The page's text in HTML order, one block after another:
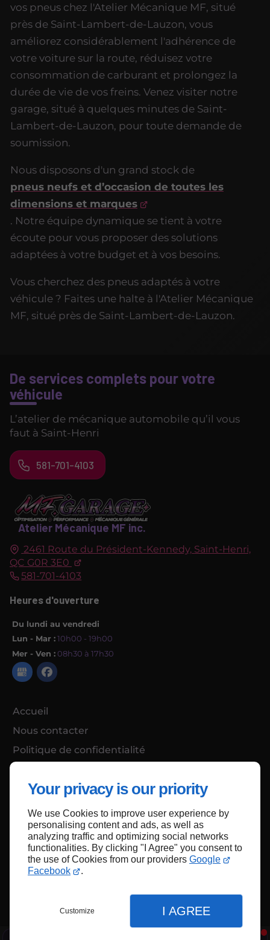
Your privacy is our priority
We use Cookies to improve user experience by
personalising content and ads, as well as
analyzing traffic and optimizing social networks
functionalities. By clicking "I Agree" you consent to
the use of Cookies from our providers Google
Facebook
.
Customize I AGREE
vos pneus chez l'Atelier Mécanique MF, situé
près de Saint-Lambert-de-Lauzon, vous
améliorez considérablement l'adhérence de
votre voiture sur la route, réduisez votre
consommation de carburant et prolongez la
durée de vie de vos freins. Venez visiter notre
garage, situé à quelques minutes de Saint-
Lambert-de-Lauzon, pour toute demande de
soumission.
Nous disposons d'un grand stock de
pneus neufs et d’occasion de toutes les
dimensions et marques
. Notre équipe dynamique se tient à votre
écoute pour vous proposer des solutions
adaptées à votre budget et à vos besoins.
Vous cherchez des pneus adaptés à votre
véhicule ? Faites une halte à l'Atelier Mécanique
MF, situé près de Saint-Lambert-de-Lauzon.
Atelier Mécanique MF inc.
2461 Route du Président-Kennedy, Saint-Henri,
QC G0R 3E0
581-701-4103
Heures d'ouverture
Du lundi au vendredi
Lun - Mar :10h00 - 19h00
Mer - Ven :08h30 à 17h30
Accueil
Nous contacter
Politique de confidentialité
De services complets pour votre
véhicule
L’atelier de mécanique automobile qu’il vous
faut à Saint-Henri
581-701-4103
Haut de page